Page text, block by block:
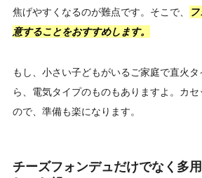
焦げやすくなるのが難点です。そこで、
意することをおすすめします。
もし、小さい子どもがいるご家庭で直火
ら、電気タイプのものもありますよ。カ
ので、準備も楽になります。
チーズフォンデュだけでなく多